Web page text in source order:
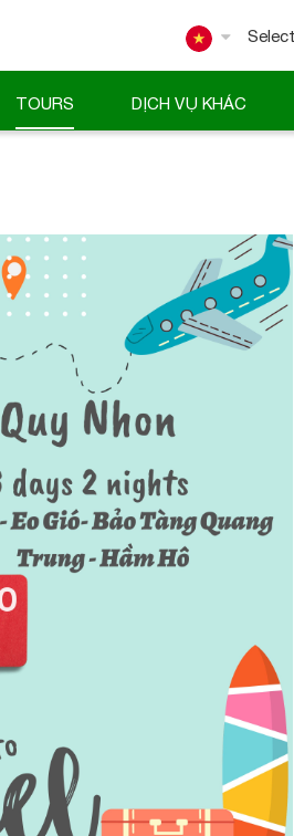
TOURS DỊCH VỤ KHÁC